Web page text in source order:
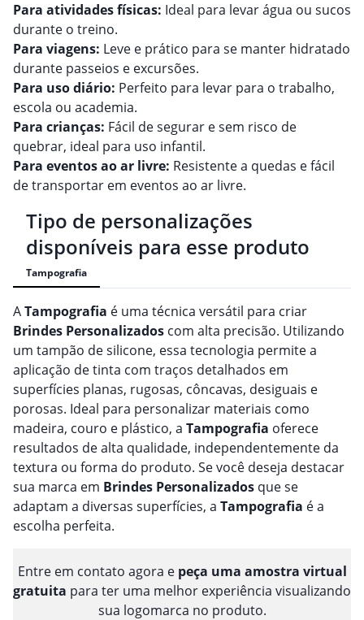
Para atividades físicas: Ideal para levar água ou sucos
durante o treino.
Para viagens: Leve e prático para se manter hidratado
durante passeios e excursões.
Para uso diário: Perfeito para levar para o trabalho,
escola ou academia.
Para crianças: Fácil de segurar e sem risco de
quebrar, ideal para uso infantil.
Para eventos ao ar livre: Resistente a quedas e fácil
de transportar em eventos ao ar livre.
Tipo de personalizações
disponíveis para esse produto
Tampografia
ATampografia é uma técnica versátil para criar
Brindes Personalizados com alta precisão. Utilizando
um tampão de silicone, essa tecnologia permite a
aplicação de tinta com traços detalhados em
superfícies planas, rugosas, côncavas, desiguais e
porosas. Ideal para personalizar materiais como
madeira, couro e plástico, a Tampografia oferece
resultados de alta qualidade, independentemente da
textura ou forma do produto. Se você deseja destacar
sua marca em Brindes Personalizados que se
adaptam a diversas superfícies, a Tampografia é a
escolha perfeita.
Entre em contato agora e peça uma amostra virtual
gratuita para ter uma melhor experiência visualizando
sua logomarca no produto.